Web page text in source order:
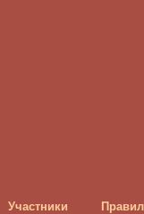
Участники